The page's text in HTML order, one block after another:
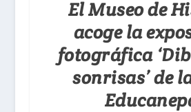
El Museo de
acoge la
fotográfica
sonrisas’ de